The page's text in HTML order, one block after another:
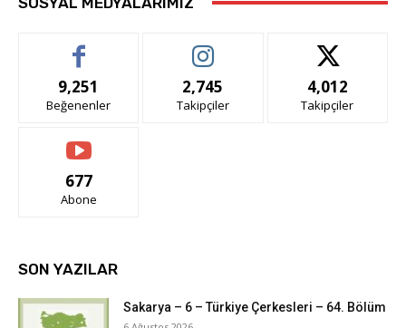
9,251
Beğenenler
2,745
Takipçiler
4,012
Takipçiler
677
Abone
SON YAZILAR
Sakarya – 6 – Türkiye Çerkesleri – 64. Bölüm